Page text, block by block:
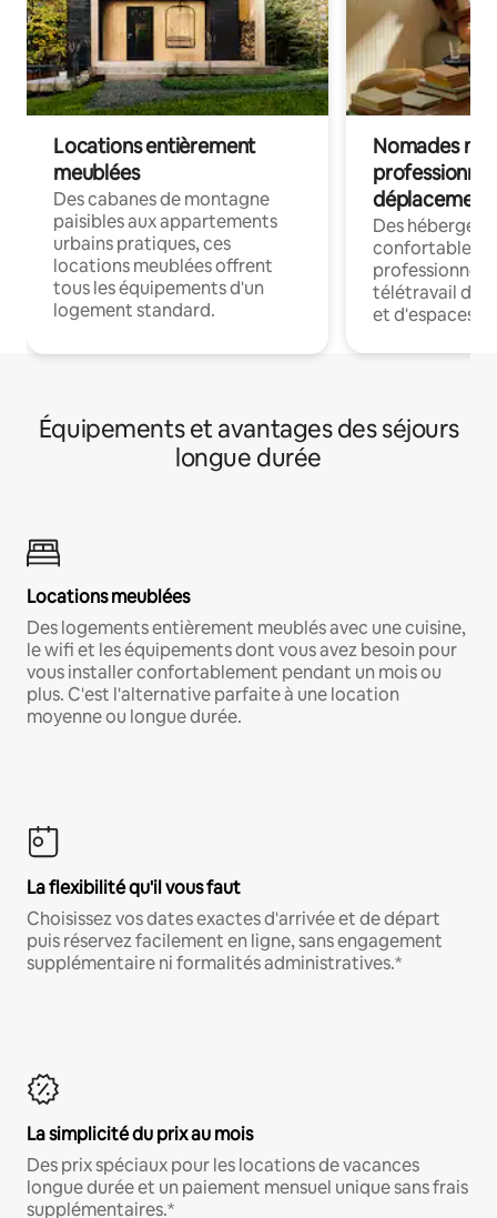
Locations entièrement
meublées
Des cabanes de montagne
paisibles aux appartements
urbains pratiques, ces
locations meublées offrent
tous les équipements d'un
logement standard.
Nomades
déplacement
Des
confortables
professionnels
télétravail
et d'espaces
Équipements et avantages des séjours
longue durée
Locations meublées
Des logements entièrement meublés avec une cuisine,
le wifi et les équipements dont vous avez besoin pour
vous installer confortablement pendant un mois ou
plus. C'est l'alternative parfaite à une location
moyenne ou longue durée.
La flexibilité qu'il vous faut
Choisissez vos dates exactes d'arrivée et de départ
puis réservez facilement en ligne, sans engagement
supplémentaire ni formalités administratives.*
La simplicité du prix au mois
Des prix spéciaux pour les locations de vacances
longue durée et un paiement mensuel unique sans frais
supplémentaires.*